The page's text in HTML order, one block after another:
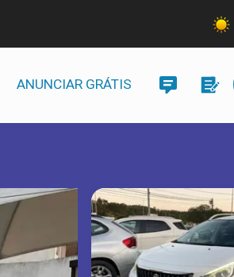
ANUNCIAR GRÁTIS